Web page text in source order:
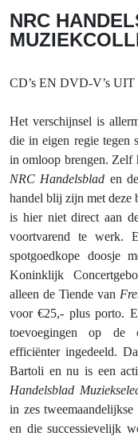
NRC
CD’s EN DVD-V’s
Het verschijnsel is
die in eigen regie tegen
in omloop brengen. Zelf
NRC Handelsblad en de
handel blij zijn met deze
is hier niet direct aan
voortvarend te werk.
spotgoedkope doosje
Koninklijk
alleen de Tiende van
voor €25,- plus porto.
toevoegingen op de
efficiënter ingedeeld.
Bartoli en nu is een
Handelsblad
in zes
en die successievelijk